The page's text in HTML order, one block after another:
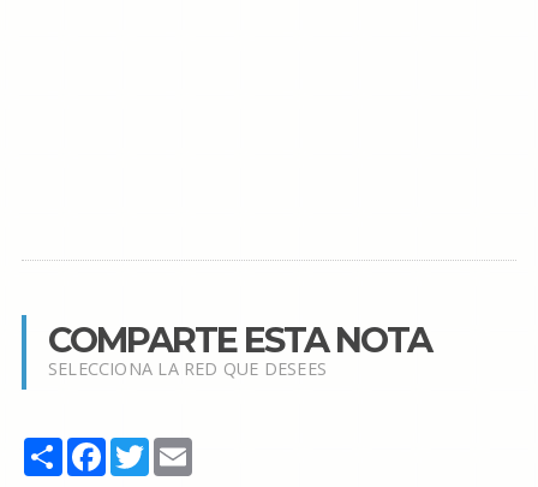
COMPARTE ESTA NOTA
SELECCIONA LA RED QUE DESEES
Share Facebook
TwitterEmail